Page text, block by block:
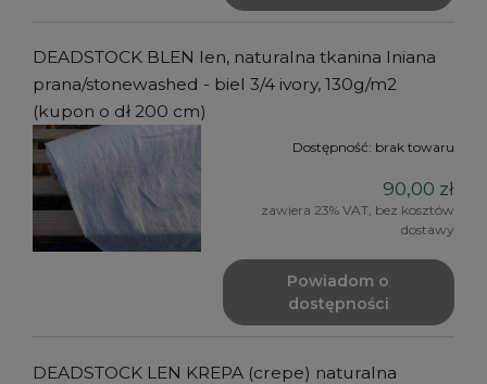
DEADSTOCK BLEN len, naturalna tkanina lniana
prana/stonewashed - biel 3/4 ivory, 130g/m2
(kupon o dł 200 cm)
Dostępność: brak towaru
90,00 zł
zawiera 23% VAT, bez kosztów
dostawy
Powiadom o
dostępności
DEADSTOCK LEN KREPA (crepe) naturalna